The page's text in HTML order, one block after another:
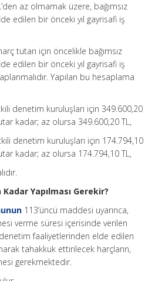
az olmamak üzere, bağımsız
edilen bir önceki yıl gayrisafi iş
tutarı için öncelikle bağımsız
edilen bir önceki yıl gayrisafi iş
Yapılan bu hesaplama
denetim kuruluşları için 349.600,20
kadar; az olursa 349.600,20 TL,
denetim kuruluşları için 174.794,10
kadar; az olursa 174.794,10 TL,
Yapılması Gerekir?
113’üncü maddesi uyarınca,
verme süresi içerisinde verilen
faaliyetlerinden elde edilen
tahakkuk ettirilecek harçların,
gerekmektedir.